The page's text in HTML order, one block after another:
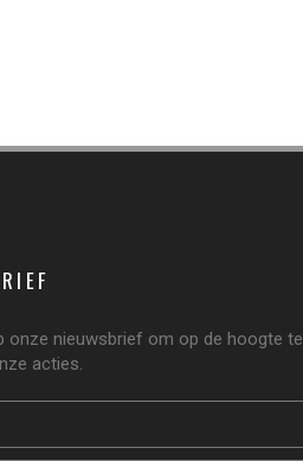
onze nieuwsbrief om op de hoogte te
acties.